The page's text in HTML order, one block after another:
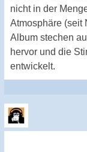
nicht in der
Atmosphäre (seit
Album stechen
hervor und die
entwickelt.